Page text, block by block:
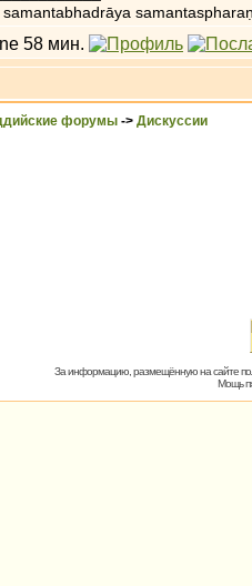
samantabhadrāya
форумы -> Дискуссии
За информацию, размещённую на сайте
Мощь